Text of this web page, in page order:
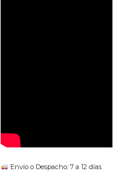
Envío o Despacho: 7 a 12 días